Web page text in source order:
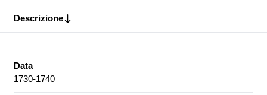
Descrizione
Data
1730-1740